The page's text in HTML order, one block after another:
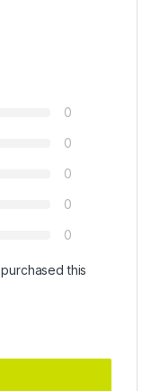
0
0
0
0
0
this